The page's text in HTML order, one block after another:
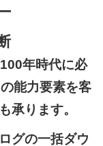
年時代に必
能力要素を客
承ります。
グの一括ダウ